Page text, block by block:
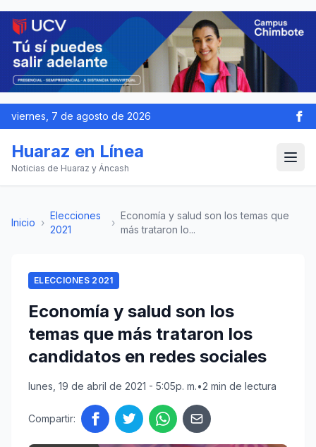
viernes, 7 de agosto de 2026
Huaraz en Línea
Noticias de Huaraz y Áncash
Inicio ›
Elecciones
2021
›
Economía y salud son los temas que
más trataron lo...
ELECCIONES 2021
Economía y salud son los
temas que más trataron los
candidatos en redes sociales
lunes, 19 de abril de 2021 - 5:05p. m.•2 min de lectura
Compartir: